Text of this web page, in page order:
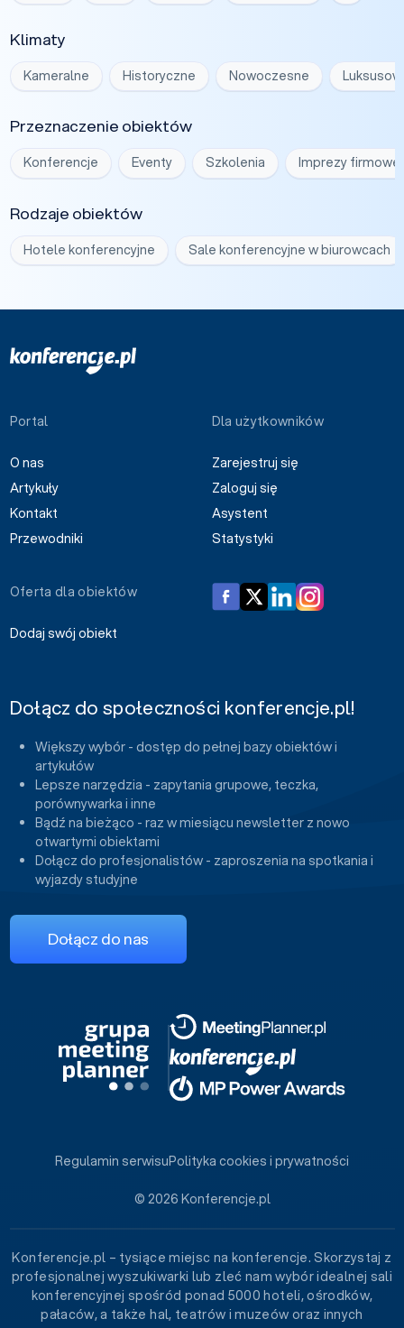
Klimaty
Kameralne Historyczne Nowoczesne
Przeznaczenie obiektów
Konferencje Eventy Szkolenia Imprezy firmowe
Rodzaje obiektów
Hotele konferencyjne Sale konferencyjne w biurowcach
Portal
O nas
Artykuły
Kontakt
Przewodniki
Dla użytkowników
Zarejestruj się
Zaloguj się
Asystent
Statystyki
Oferta dla obiektów
Dodaj swój obiekt
Dołącz do społeczności konferencje.pl!
Większy wybór - dostęp do pełnej bazy obiektów i
artykułów
Lepsze narzędzia - zapytania grupowe, teczka,
porównywarka i inne
Bądź na bieżąco - raz w miesiącu newsletter z nowo
otwartymi obiektami
Dołącz do profesjonalistów - zaproszenia na spotkania i
wyjazdy studyjne
Dołącz do nas
© 2026 Konferencje.pl
Regulamin serwisuPolityka cookies i prywatności
Konferencje.pl – tysiące miejsc na konferencje. Skorzystaj z
profesjonalnej wyszukiwarki lub zleć nam wybór idealnej sali
konferencyjnej spośród ponad 5000 hoteli, ośrodków,
pałaców, a także hal, teatrów i muzeów oraz innych